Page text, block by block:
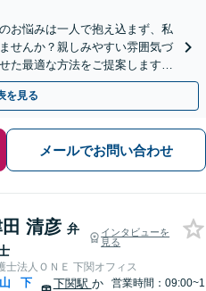
お悩みは一人で抱え込まず、私
せんか？親しみやすい雰囲気づ
た最適な方法をご提案します。
を見る
メールでお問い合わせ
清彦 弁
インタビューを
見る
士法人ＯＮＥ 下関オフィス
山
下
下関駅 か
営業時間：09:00~1